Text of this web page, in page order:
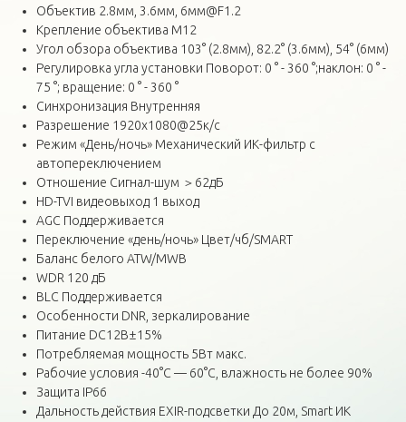
Объектив 2.8мм, 3.6мм, 6мм@F1.2
Крепление объектива М12
Угол обзора объектива 103° (2.8мм), 82.2° (3.6мм), 54° (6мм)
Регулировка угла установки Поворот: 0 ° - 360 °;наклон: 0 ° -
75 °; вращение: 0 ° - 360 °
Синхронизация Внутренняя
Разрешение 1920х1080@25к/с
Режим «День/ночь» Механический ИК-фильтр с
автопереключением
Отношение Сигнал-шум ＞62дБ
HD-TVI видеовыход 1 выход
AGC Поддерживается
Переключение «день/ночь» Цвет/чб/SMART
Баланс белого ATW/MWB
WDR 120 дБ
BLC Поддерживается
Особенности DNR, зеркалирование
Питание DC12В±15%
Потребляемая мощность 5Вт макс.
Рабочие условия -40°С — 60°С, влажность не более 90%
Защита IP66
Дальность действия EXIR-подсветки До 20м, Smart ИК